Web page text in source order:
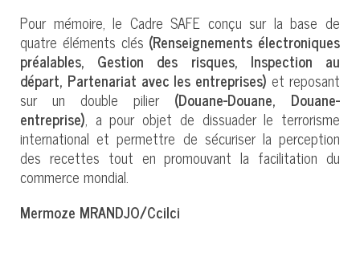
Pour mémoire, le Cadre SAFE conçu sur la base de
quatre éléments clés (Renseignements électroniques
préalables, Gestion des risques, Inspection au
départ, Partenariat avec les entreprises) et reposant
sur un double pilier (Douane-Douane, Douane-
entreprise), a pour objet de dissuader le terrorisme
international et permettre de sécuriser la perception
des recettes tout en promouvant la facilitation du
commerce mondial.
Mermoze MRANDJO/Ccilci